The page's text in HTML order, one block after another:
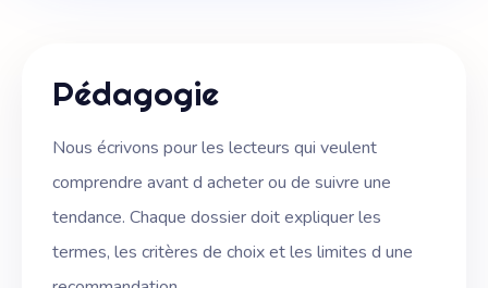
Pédagogie
Nous écrivons pour les lecteurs qui veulent
comprendre avant d acheter ou de suivre une
tendance. Chaque dossier doit expliquer les
termes, les critères de choix et les limites d une